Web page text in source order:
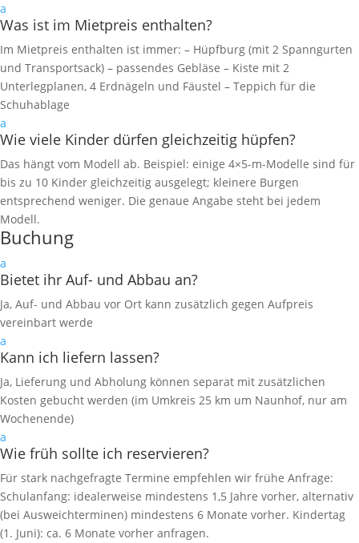
a
Was ist im Mietpreis enthalten?
Im Mietpreis enthalten ist immer: – Hüpfburg (mit 2 Spanngurten
und Transportsack) – passendes Gebläse – Kiste mit 2
Unterlegplanen, 4 Erdnägeln und Fäustel – Teppich für die
Schuhablage
a
Wie viele Kinder dürfen gleichzeitig hüpfen?
Das hängt vom Modell ab. Beispiel: einige 4×5-m-Modelle sind für
bis zu 10 Kinder gleichzeitig ausgelegt; kleinere Burgen
entsprechend weniger. Die genaue Angabe steht bei jedem
Modell.
Buchung
a
Bietet ihr Auf- und Abbau an?
Ja, Auf- und Abbau vor Ort kann zusätzlich gegen Aufpreis
vereinbart werde
a
Kann ich liefern lassen?
Ja, Lieferung und Abholung können separat mit zusätzlichen
Kosten gebucht werden (im Umkreis 25 km um Naunhof, nur am
Wochenende)
a
Wie früh sollte ich reservieren?
Für stark nachgefragte Termine empfehlen wir frühe Anfrage:
Schulanfang: idealerweise mindestens 1,5 Jahre vorher, alternativ
(bei Ausweichterminen) mindestens 6 Monate vorher. Kindertag
(1. Juni): ca. 6 Monate vorher anfragen.